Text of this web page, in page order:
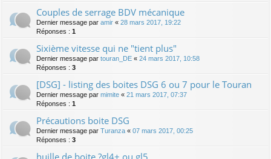
Couples de serrage BDV mécanique
Dernier message par amir « 28 mars 2017, 19:22
Réponses : 1
Sixième vitesse qui ne "tient plus"
Dernier message par touran_DE « 24 mars 2017, 10:58
Réponses : 3
[DSG] - listing des boites DSG 6 ou 7 pour le Touran
Dernier message par mimite « 21 mars 2017, 07:37
Réponses : 1
Précautions boite DSG
Dernier message par Turanza « 07 mars 2017, 00:25
Réponses : 3